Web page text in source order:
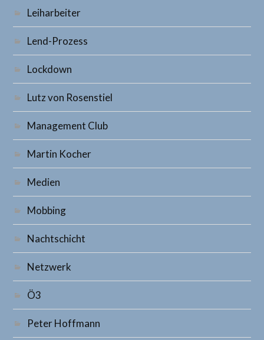
Leiharbeiter
Lend-Prozess
Lockdown
Lutz von Rosenstiel
Management Club
Martin Kocher
Medien
Mobbing
Nachtschicht
Netzwerk
Ö3
Peter Hoffmann